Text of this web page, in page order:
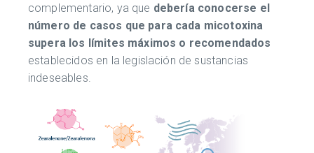
complementario, ya que debería conocerse el
número de casos que para cada micotoxina
supera los límites máximos o recomendados
establecidos en la legislación de sustancias
indeseables.